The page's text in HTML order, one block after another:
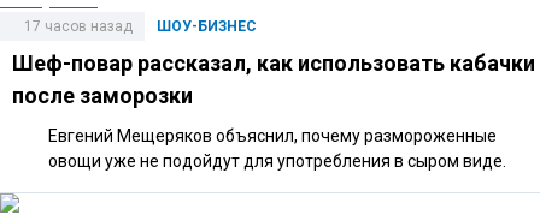
ШОУ-БИЗНЕС
17 часов назад
Шеф-повар рассказал, как использовать кабачки
после заморозки
Евгений Мещеряков объяснил, почему размороженные
овощи уже не подойдут для употребления в сыром виде.